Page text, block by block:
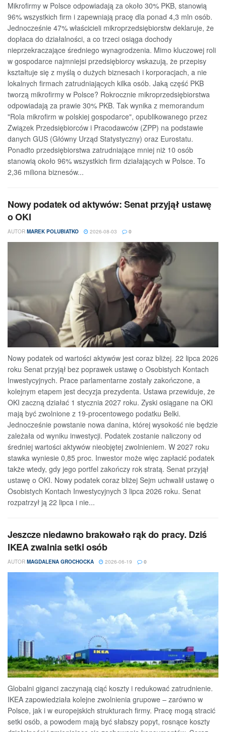
Mikrofirmy w Polsce odpowiadają za około 30% PKB, stanowią
96% wszystkich firm i zapewniają pracę dla ponad 4,3 mln osób.
Jednocześnie 47% właścicieli mikroprzedsiębiorstw deklaruje, że
dopłaca do działalności, a co trzeci osiąga dochody
nieprzekraczające średniego wynagrodzenia. Mimo kluczowej roli
w gospodarce najmniejsi przedsiębiorcy wskazują, że przepisy
kształtuje się z myślą o dużych biznesach i korporacjach, a nie
lokalnych firmach zatrudniających kilka osób. Jaką część PKB
tworzą mikrofirmy w Polsce? Rokrocznie mikroprzedsiębiorstwa
odpowiadają za prawie 30% PKB. Tak wynika z memorandum
"Rola mikrofirm w polskiej gospodarce", opublikowanego przez
Związek Przedsiębiorców i Pracodawców (ZPP) na podstawie
danych GUS (Główny Urząd Statystyczny) oraz Eurostatu.
Ponadto przedsiębiorstwa zatrudniające mniej niż 10 osób
stanowią około 96% wszystkich firm działających w Polsce. To
2,36 miliona biznesów...
Nowy podatek od aktywów: Senat przyjął ustawę
o OKI
AUTOR MAREK POLUBIATKO 2026-08-03 0
Nowy podatek od wartości aktywów jest coraz bliżej. 22 lipca 2026
roku Senat przyjął bez poprawek ustawę o Osobistych Kontach
Inwestycyjnych. Prace parlamentarne zostały zakończone, a
kolejnym etapem jest decyzja prezydenta. Ustawa przewiduje, że
OKI zaczną działać 1 stycznia 2027 roku. Zyski osiągane na OKI
mają być zwolnione z 19-procentowego podatku Belki.
Jednocześnie powstanie nowa danina, której wysokość nie będzie
zależała od wyniku inwestycji. Podatek zostanie naliczony od
średniej wartości aktywów nieobjętej zwolnieniem. W 2027 roku
stawka wyniesie 0,85 proc. Inwestor może więc zapłacić podatek
także wtedy, gdy jego portfel zakończy rok stratą. Senat przyjął
ustawę o OKI. Nowy podatek coraz bliżej Sejm uchwalił ustawę o
Osobistych Kontach Inwestycyjnych 3 lipca 2026 roku. Senat
rozpatrzył ją 22 lipca i nie...
Jeszcze niedawno brakowało rąk do pracy. Dziś
IKEA zwalnia setki osób
AUTOR MAGDALENA GROCHOCKA 2026-06-19 0
Globalni giganci zaczynają ciąć koszty i redukować zatrudnienie.
IKEA zapowiedziała kolejne zwolnienia grupowe – zarówno w
Polsce, jak i w europejskich strukturach firmy. Pracę mogą stracić
setki osób, a powodem mają być słabszy popyt, rosnące koszty